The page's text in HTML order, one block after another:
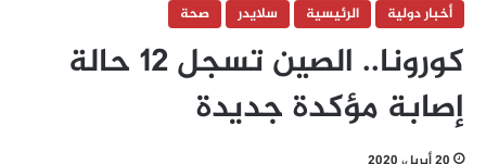
أخبار دولية
الرئيسية سلايدر صحة
كورونا.. الصين تسجل 12 حالة
إصابة مؤكدة جديدة